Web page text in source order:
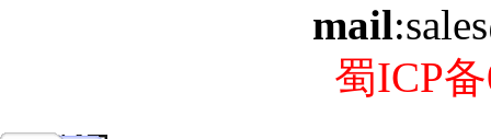
mail
蜀ICP